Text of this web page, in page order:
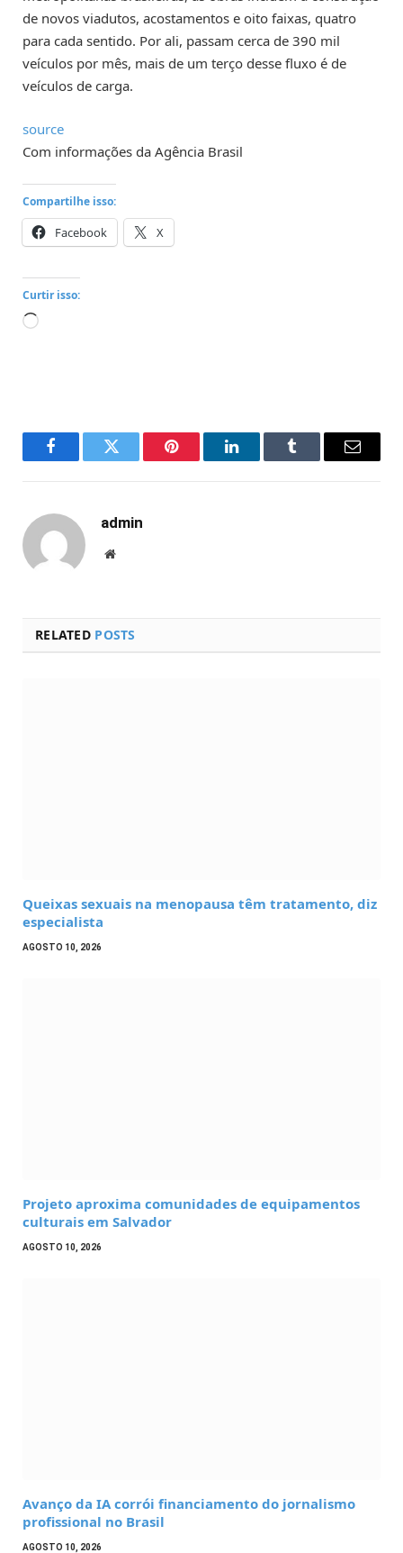
de novos viadutos, acostamentos e oito faixas, quatro
para cada sentido. Por ali, passam cerca de 390 mil
veículos por mês, mais de um terço desse fluxo é de
veículos de carga.
source
Com informações da Agência Brasil
Compartilhe isso:
Facebook X
Curtir isso:
Carregando...
FacebookTwitter Pinterest LinkedInTumblr Email
admin
Website
RELATED POSTS
Queixas sexuais na menopausa têm tratamento, diz
especialista
AGOSTO 10, 2026
Projeto aproxima comunidades de equipamentos
culturais em Salvador
AGOSTO 10, 2026
Avanço da IA corrói financiamento do jornalismo
profissional no Brasil
AGOSTO 10, 2026